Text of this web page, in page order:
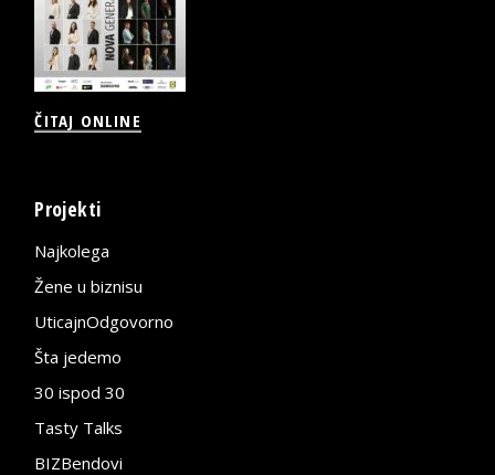
ČITAJ ONLINE
Projekti
Najkolega
Žene u biznisu
UticajnOdgovorno
Šta jedemo
30 ispod 30
Tasty Talks
BIZBendovi